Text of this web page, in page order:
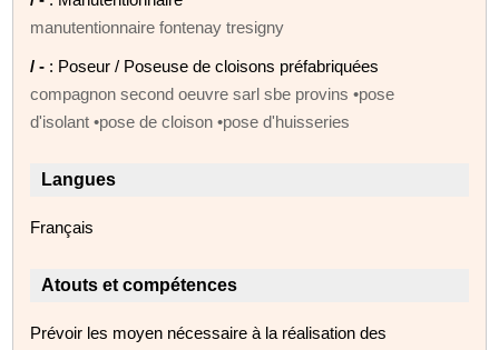
manutentionnaire fontenay tresigny
/ - : Poseur / Poseuse de cloisons préfabriquées
compagnon second oeuvre sarl sbe provins •pose
d'isolant •pose de cloison •pose d'huisseries
Langues
Français
Atouts et compétences
Prévoir les moyen nécessaire à la réalisation des